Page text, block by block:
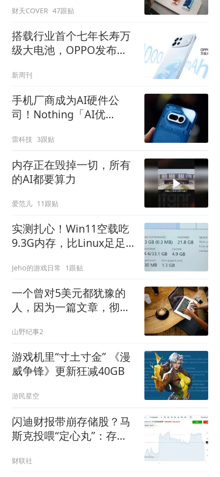
财天COVER 47跟贴
搭载行业首个七年长寿万
级大电池，OPPO发布新
新周刊
手机厂商成为AI硬件公
司！Nothing「AI优
雷科技 3跟贴
内存正在毁掉一切，所有
的AI都要算力
爱范儿 11跟贴
实测扎心！Win11空载吃
9.3G内存，比Linux足足
Jeho的游戏日常 1跟贴
一个曾对5美元都犹豫的
人，因为一篇文章，彻底
山野纪事2
游戏机里“寸土寸金” 《漫
威争锋》更新狂减40GB
游民星空
闪迪财报带崩存储股？马
斯克投喂“定心丸”：存储
财联社